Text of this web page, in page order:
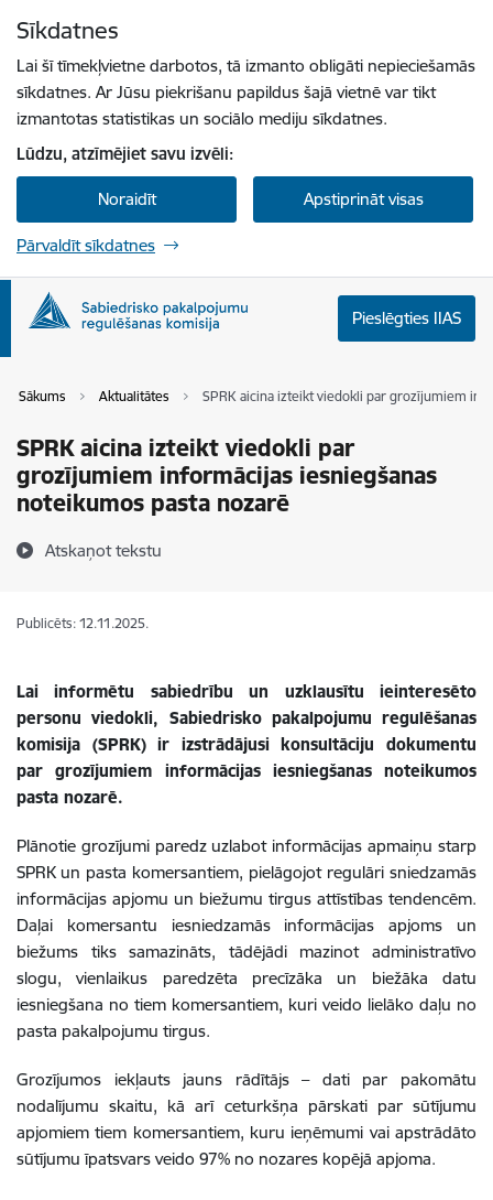
Sīkdatnes
Lai šī tīmekļvietne darbotos, tā izmanto obligāti nepieciešamās
sīkdatnes. Ar Jūsu piekrišanu papildus šajā vietnē var tikt
izmantotas statistikas un sociālo mediju sīkdatnes.
Lūdzu, atzīmējiet savu izvēli:
Noraidīt Apstiprināt visas
Pārvaldīt sīkdatnes
Pieslēgties IIAS
Sākums Aktualitātes SPRK aicina izteikt viedokli par grozījumiem
SPRK aicina izteikt viedokli par
grozījumiem informācijas iesniegšanas
noteikumos pasta nozarē
Atskaņot tekstu
Publicēts: 12.11.2025.
Lai informētu sabiedrību un uzklausītu ieinteresēto
personu viedokli, Sabiedrisko pakalpojumu regulēšanas
komisija (SPRK) ir izstrādājusi konsultāciju dokumentu
par grozījumiem informācijas iesniegšanas noteikumos
pasta nozarē.
Plānotie grozījumi paredz uzlabot informācijas apmaiņu starp
SPRK un pasta komersantiem, pielāgojot regulāri sniedzamās
informācijas apjomu un biežumu tirgus attīstības tendencēm.
Daļai komersantu iesniedzamās informācijas apjoms un
biežums tiks samazināts, tādējādi mazinot administratīvo
slogu, vienlaikus paredzēta precīzāka un biežāka datu
iesniegšana no tiem komersantiem, kuri veido lielāko daļu no
pasta pakalpojumu tirgus.
Grozījumos iekļauts jauns rādītājs – dati par pakomātu
nodalījumu skaitu, kā arī ceturkšņa pārskati par sūtījumu
apjomiem tiem komersantiem, kuru ieņēmumi vai apstrādāto
sūtījumu īpatsvars veido 97% no nozares kopējā apjoma.